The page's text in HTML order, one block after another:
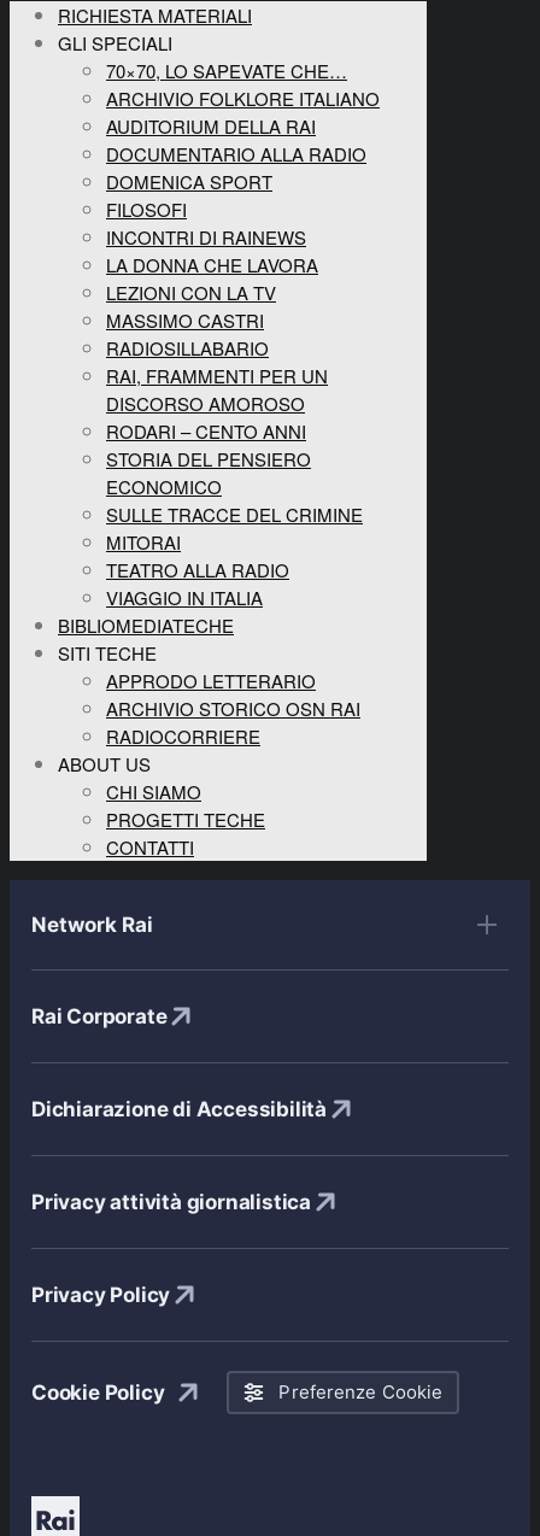
RICHIESTA MATERIALI
GLI SPECIALI
70×70, LO SAPEVATE CHE…
ARCHIVIO FOLKLORE ITALIANO
AUDITORIUM DELLA RAI
DOCUMENTARIO ALLA RADIO
DOMENICA SPORT
FILOSOFI
INCONTRI DI RAINEWS
LA DONNA CHE LAVORA
LEZIONI CON LA TV
MASSIMO CASTRI
RADIOSILLABARIO
RAI, FRAMMENTI PER UN
DISCORSO AMOROSO
RODARI – CENTO ANNI
STORIA DEL PENSIERO
ECONOMICO
SULLE TRACCE DEL CRIMINE
MITORAI
TEATRO ALLA RADIO
VIAGGIO IN ITALIA
BIBLIOMEDIATECHE
SITI TECHE
APPRODO LETTERARIO
ARCHIVIO STORICO OSN RAI
RADIOCORRIERE
ABOUT US
CHI SIAMO
PROGETTI TECHE
CONTATTI